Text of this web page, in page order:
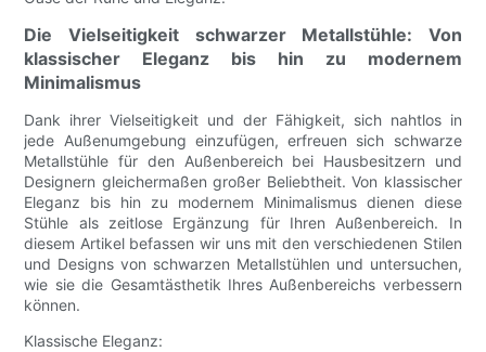
Die Vielseitigkeit schwarzer Metallstühle: Von
klassischer Eleganz bis hin zu modernem
Minimalismus
Dank ihrer Vielseitigkeit und der Fähigkeit, sich nahtlos in
jede Außenumgebung einzufügen, erfreuen sich schwarze
Metallstühle für den Außenbereich bei Hausbesitzern und
Designern gleichermaßen großer Beliebtheit. Von klassischer
Eleganz bis hin zu modernem Minimalismus dienen diese
Stühle als zeitlose Ergänzung für Ihren Außenbereich. In
diesem Artikel befassen wir uns mit den verschiedenen Stilen
und Designs von schwarzen Metallstühlen und untersuchen,
wie sie die Gesamtästhetik Ihres Außenbereichs verbessern
können.
Klassische Eleganz: